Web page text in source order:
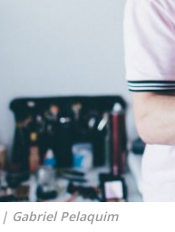
Gabriel Pelaquim